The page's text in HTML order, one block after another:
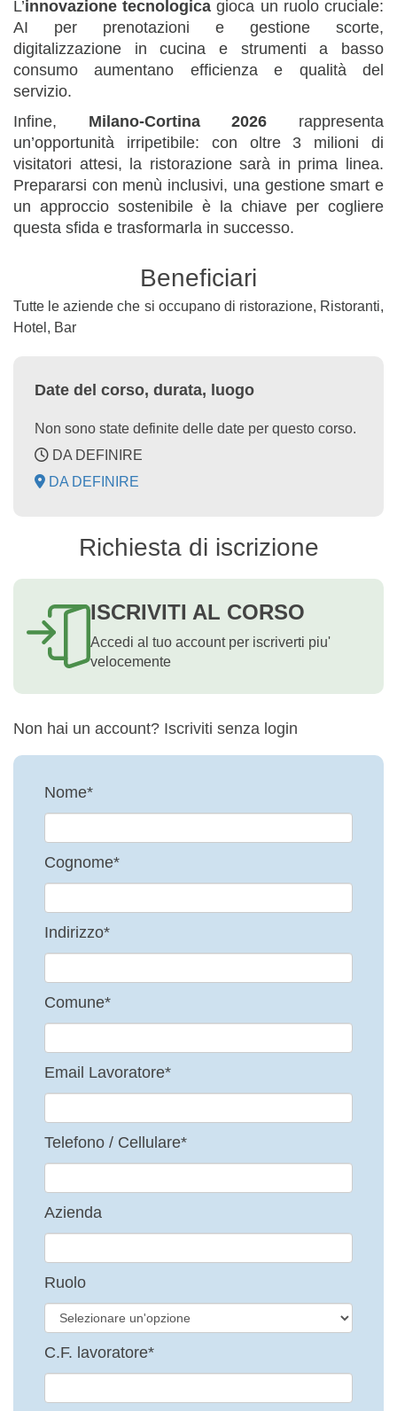
L’innovazione tecnologica gioca un ruolo cruciale:
AI per prenotazioni e gestione scorte,
digitalizzazione in cucina e strumenti a basso
consumo aumentano efficienza e qualità del
servizio.
Infine, Milano-Cortina 2026 rappresenta
un’opportunità irripetibile: con oltre 3 milioni di
visitatori attesi, la ristorazione sarà in prima linea.
Prepararsi con menù inclusivi, una gestione smart e
un approccio sostenibile è la chiave per cogliere
questa sfida e trasformarla in successo.
Beneficiari
Tutte le aziende che si occupano di ristorazione, Ristoranti,
Hotel, Bar
Date del corso, durata, luogo
Non sono state definite delle date per questo corso.
DA DEFINIRE
DA DEFINIRE
Richiesta di iscrizione
ISCRIVITI AL CORSO
Accedi al tuo account per iscriverti piu'
velocemente
Non hai un account? Iscriviti senza login
Nome*
Cognome*
Indirizzo*
Comune*
Email Lavoratore*
Telefono / Cellulare*
Azienda
Ruolo
C.F. lavoratore*